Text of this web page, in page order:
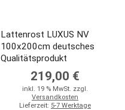
Lattenrost LUXUS NV
100x200cm deutsches
Qualitätsprodukt
219,00 €
inkl. 19 % MwSt. zzgl.
Versandkosten
Lieferzeit: 5-7 Werktage